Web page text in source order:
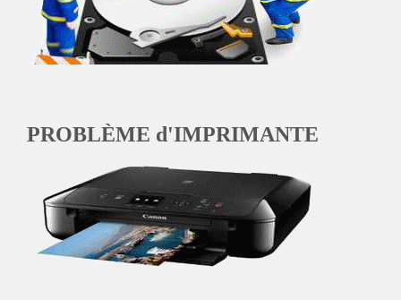
PROBLÈME d'IMPRIMANTE